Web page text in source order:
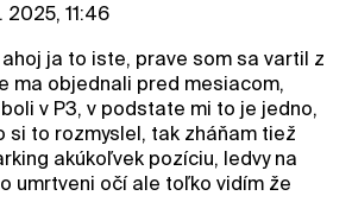
2025, 11:46
ja to iste, prave som sa vartil z
ma objednali pred mesiacom,
v P3, v podstate mi to je jedno,
si to rozmyslel, tak zháňam tiež
akúkoľvek pozíciu, ledvy na
umrtveni očí ale toľko vidím že